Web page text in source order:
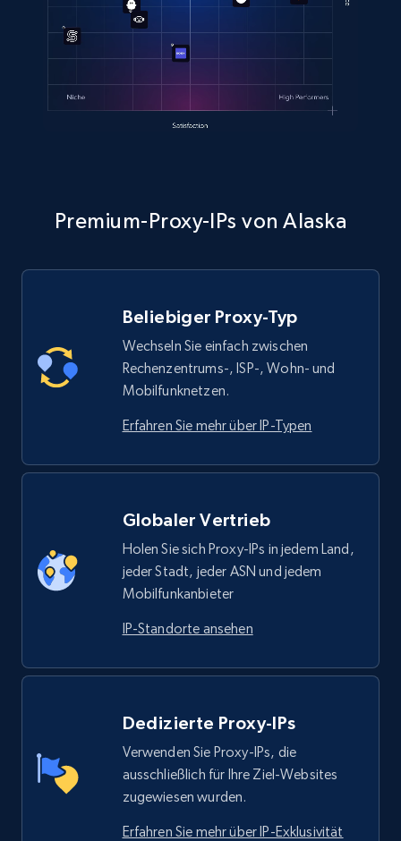
Premium-Proxy-IPs von Alaska
Beliebiger Proxy-Typ
Wechseln Sie einfach zwischen
Rechenzentrums-, ISP-, Wohn- und
Mobilfunknetzen.
Erfahren Sie mehr über IP-Typen
Globaler Vertrieb
Holen Sie sich Proxy-IPs in jedem Land,
jeder Stadt, jeder ASN und jedem
Mobilfunkanbieter
IP-Standorte ansehen
Dedizierte Proxy-IPs
Verwenden Sie Proxy-IPs, die
ausschließlich für Ihre Ziel-Websites
zugewiesen wurden.
Erfahren Sie mehr über IP-Exklusivität